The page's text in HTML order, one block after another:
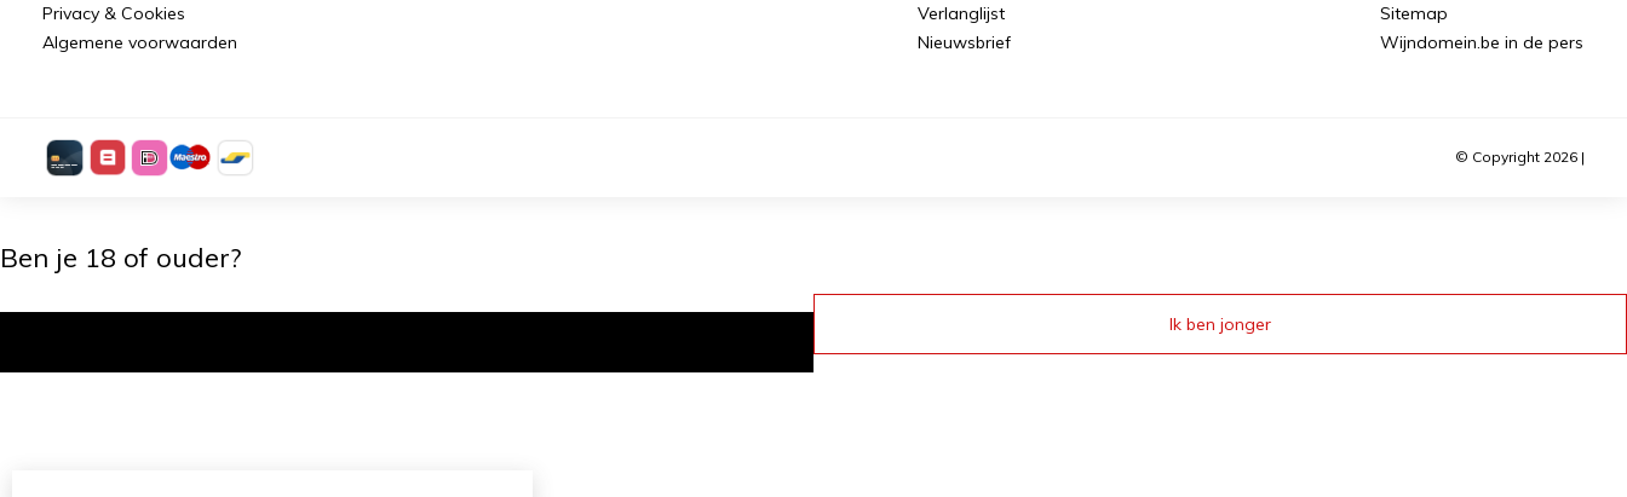
Privacy & Cookies
Algemene voorwaarden
Verlanglijst
Nieuwsbrief
Sitemap
Wijndomein.be in de pers
© Copyright 2026 |
Ben je 18 of ouder?
Ik ben jonger